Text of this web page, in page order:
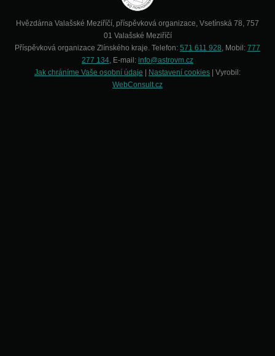
Hvězdárna Valašské Meziříčí, příspěvková organizace, Vsetínská 78, 757
01 Valašské Meziříčí
Příspěvková organizace Zlínského kraje. Telefon: 571 611 928, Mobil: 777
277 134, E-mail: info@astrovm.cz
Jak chráníme Vaše osobní údaje
Nastavení cookies | Vyrobil:
WebConsult.cz